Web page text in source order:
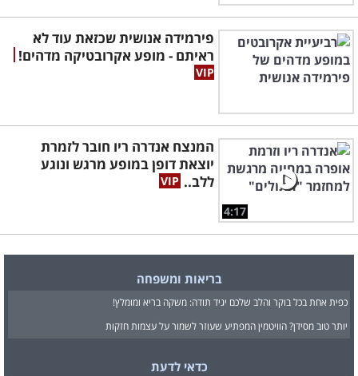
פירמידה אנושית שכזאת עוד לא
ראיתם - מופע אקרובטיקה מדהים!
4:17
המנצח אנדרה ריו חובר לזמרת
יוצאת דופן במופע מרגש ונוגע
ללב..
בריאות ומשפחה
כפית אחת בכל בוקר והלב שלכם יגיד תודה: משקה בריא ומומלץ!
יותר טוב מסידן? הוויטמין המפתיע שעוזר לשמור על עצמות חזקות
כדאי לדעת